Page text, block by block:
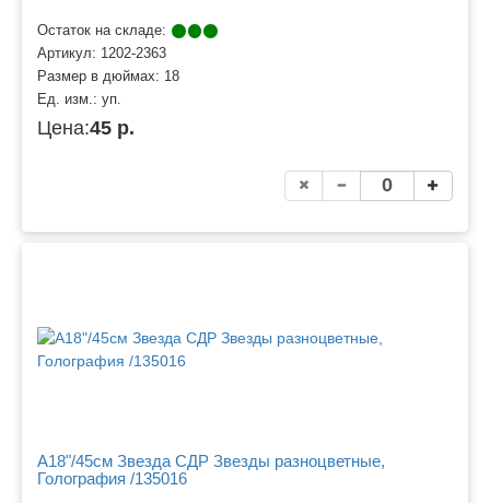
Остаток на складе:
Артикул: 1202-2363
Размер в дюймах: 18
Ед. изм.: уп.
Цена:45 р.
A18"/45см Звезда СДР Звезды разноцветные,
Голография /135016